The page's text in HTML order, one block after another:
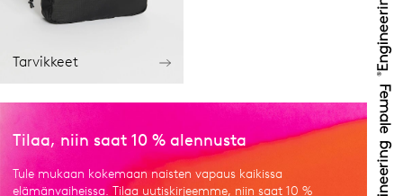
Tarvikkeet
Tilaa, niin saat 10 % alennusta
Tule mukaan kokemaan naisten vapaus kaikissa
elämänvaiheissa. Tilaa uutiskirjeemme, niin saat 10 %